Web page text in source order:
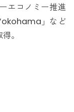
エコノミー推進
」など
。